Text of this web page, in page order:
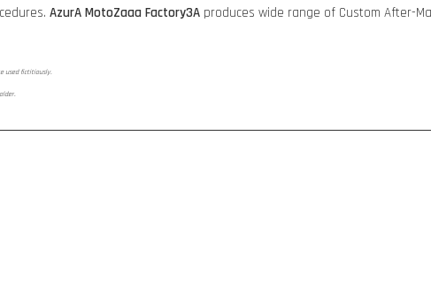
AzurA MotoZaaa Factory3A produces wide range of Custom After-
used fictitiously.